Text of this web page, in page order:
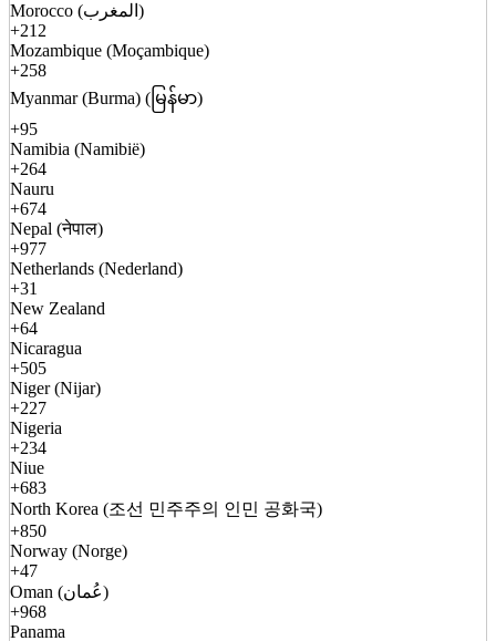
Morocco (المغرب)
+212
Mozambique (Moçambique)
+258
Myanmar (Burma) (မြန်မာ)
+95
Namibia (Namibië)
+264
Nauru
+674
Nepal (नेपाल)
+977
Netherlands (Nederland)
+31
New Zealand
+64
Nicaragua
+505
Niger (Nijar)
+227
Nigeria
+234
Niue
+683
North Korea (조선 민주주의 인민 공화국)
+850
Norway (Norge)
+47
Oman (عُمان)
+968
Panama